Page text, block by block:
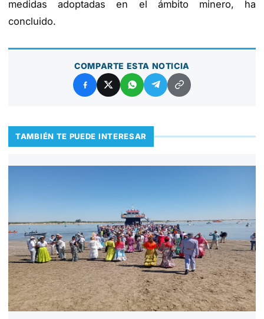
medidas adoptadas en el ámbito minero, ha
concluido.
COMPARTE ESTA NOTICIA
TAMBIÉN TE PUEDE INTERESAR